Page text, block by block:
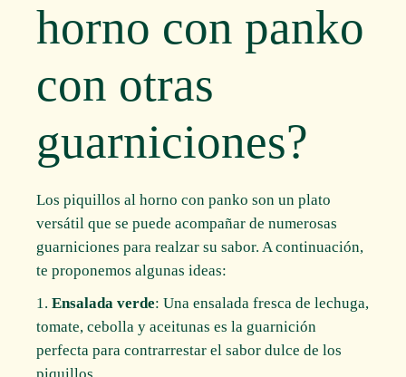
horno con panko
con otras
guarniciones?
Los piquillos al horno con panko son un plato
versátil que se puede acompañar de numerosas
guarniciones para realzar su sabor. A continuación,
te proponemos algunas ideas:
Ensalada verde: Una ensalada fresca de lechuga,
tomate, cebolla y aceitunas es la guarnición
perfecta para contrarrestar el sabor dulce de los